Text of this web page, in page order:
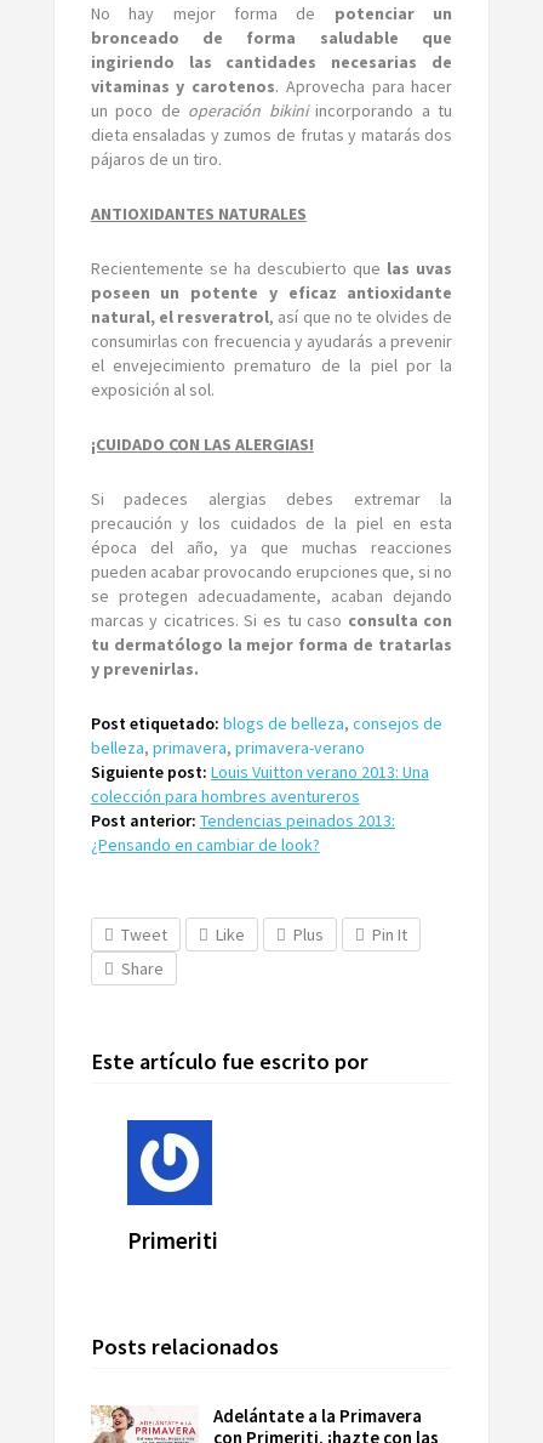
No hay mejor forma de potenciar un
bronceado de forma saludable que
ingiriendo las cantidades necesarias de
vitaminas y carotenos. Aprovecha para hacer
un poco de operación bikiniincorporando a tu
dieta ensaladas y zumos de frutas y matarás dos
pájaros de un tiro.
ANTIOXIDANTES NATURALES
Recientemente se ha descubierto que las uvas
poseen un potente y eficaz antioxidante
natural, el resveratrol, así que no te olvides de
consumirlas con frecuencia y ayudarás a prevenir
el envejecimiento prematuro de la piel por la
exposición al sol.
¡CUIDADO CON LAS ALERGIAS!
Si padeces alergias debes extremar la
precaución y los cuidados de la piel en esta
época del año, ya que muchas reacciones
pueden acabar provocando erupciones que, si no
se protegen adecuadamente, acaban dejando
marcas y cicatrices. Si es tu caso consulta con
tu dermatólogo la mejor forma de tratarlas
y prevenirlas.
Post etiquetado: blogs de belleza, consejos de
belleza, primavera, primavera-verano
Siguiente post: Louis Vuitton verano 2013: Una
colección para hombres aventureros
Post anterior: Tendencias peinados 2013:
¿Pensando en cambiar de look?
Tweet Like Plus
Pin It
Share
Este artículo fue escrito por
Primeriti
Posts relacionados
Adelántate a la Primavera
con Primeriti, ¡hazte con las